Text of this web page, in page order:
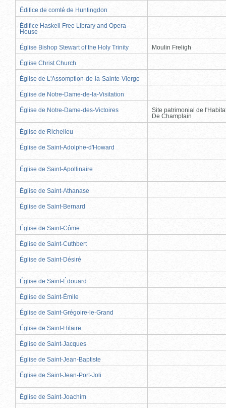
Édifice de comté de Huntingdon
Édifice Haskell Free Library and Opera
House
Église Bishop Stewart of the Holy Trinity Moulin Freligh
Église Christ Church
Église de L'Assomption-de-la-Sainte-Vierge
Église de Notre-Dame-de-la-Visitation
Église de Notre-Dame-des-Victoires
Site patrimonial de
De Champlain
Église de Richelieu
Église de Saint-Adolphe-d'Howard
Église de Saint-Apollinaire
Église de Saint-Athanase
Église de Saint-Bernard
Église de Saint-Côme
Église de Saint-Cuthbert
Église de Saint-Désiré
Église de Saint-Édouard
Église de Saint-Émile
Église de Saint-Grégoire-le-Grand
Église de Saint-Hilaire
Église de Saint-Jacques
Église de Saint-Jean-Baptiste
Église de Saint-Jean-Port-Joli
Église de Saint-Joachim